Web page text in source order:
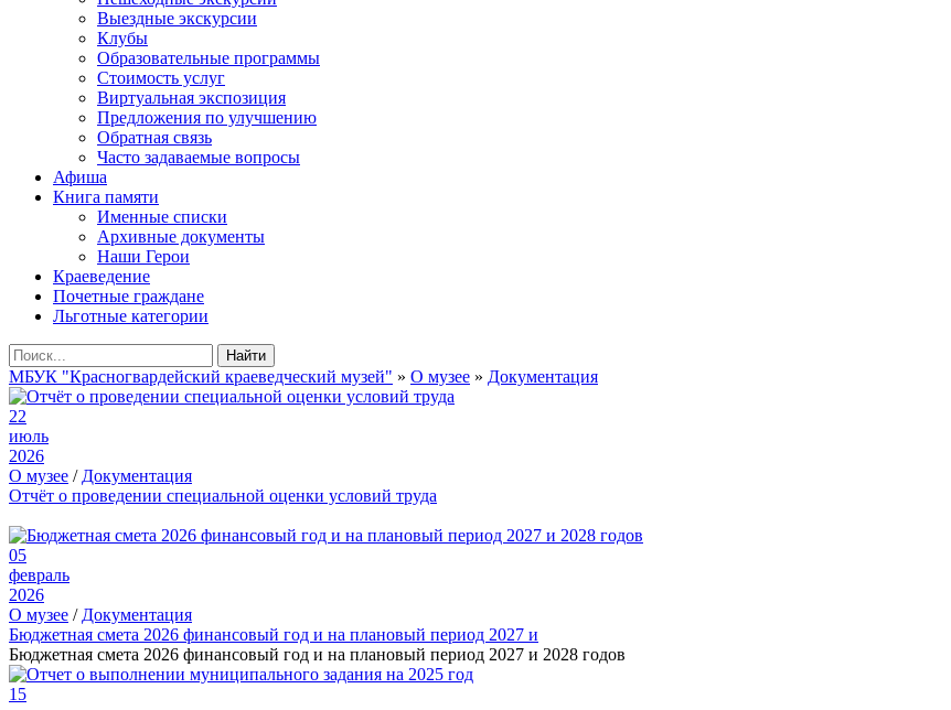
Выездные экскурсии
Клубы
Образовательные программы
Стоимость услуг
Виртуальная экспозиция
Предложения по улучшению
Обратная связь
Часто задаваемые вопросы
Афиша
Книга памяти
Именные списки
Архивные документы
Наши Герои
Краеведение
Почетные граждане
Льготные категории
Найти
МБУК "Красногвардейский краеведческий музей" » О музее » Документация
22
июль
2026
О музее / Документация
Отчёт о проведении специальной оценки условий труда
05
февраль
2026
О музее / Документация
Бюджетная смета 2026 финансовый год и на плановый период 2027 и
Бюджетная смета 2026 финансовый год и на плановый период 2027 и 2028 годов
15